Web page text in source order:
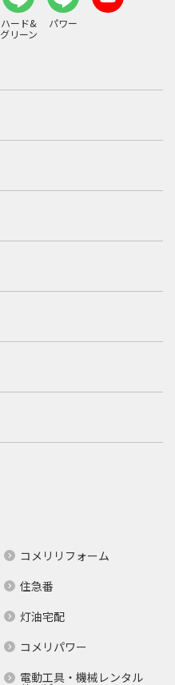
ハード&
グリーン
パワー
コメリリフォーム
住急番
灯油宅配
コメリパワー
電動工具・機械レンタル